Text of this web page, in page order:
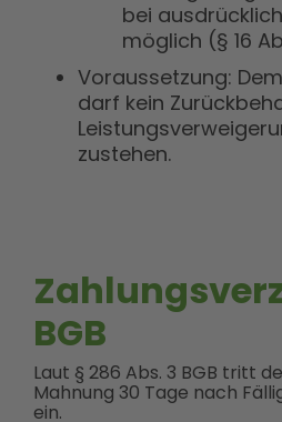
bei
möglich (§ 16
Voraussetzung:
darf kein
zustehen.
BGB
Laut § 286 Abs. 3 BGB tritt
Mahnung 30 Tage nach
ein.